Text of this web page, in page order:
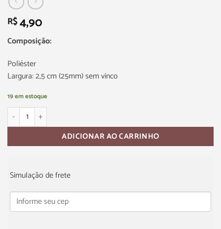
R$4,90
Composição:
Poliéster
Largura: 2,5 cm (25mm) sem vinco
19 em estoque
ADICIONAR AO CARRINHO
Simulação de frete